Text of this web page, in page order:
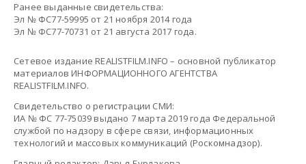
Ранее выданные свидетельства:
Эл № ФС77-59995 от 21 ноября 2014 года
Эл № ФС77-70731 от 21 августа 2017 года.
Сетевое издание REALISTFILM.INFO – основной публикатор
материалов ИНФОРМАЦИОННОГО АГЕНТСТВА
REALISTFILM.INFO.
Свидетельство о регистрации СМИ:
ИА № ФС 77-75039 выдано 7 марта 2019 года Федеральной
службой по надзору в сфере связи, информационных
технологий и массовых коммуникаций (Роскомнадзор).